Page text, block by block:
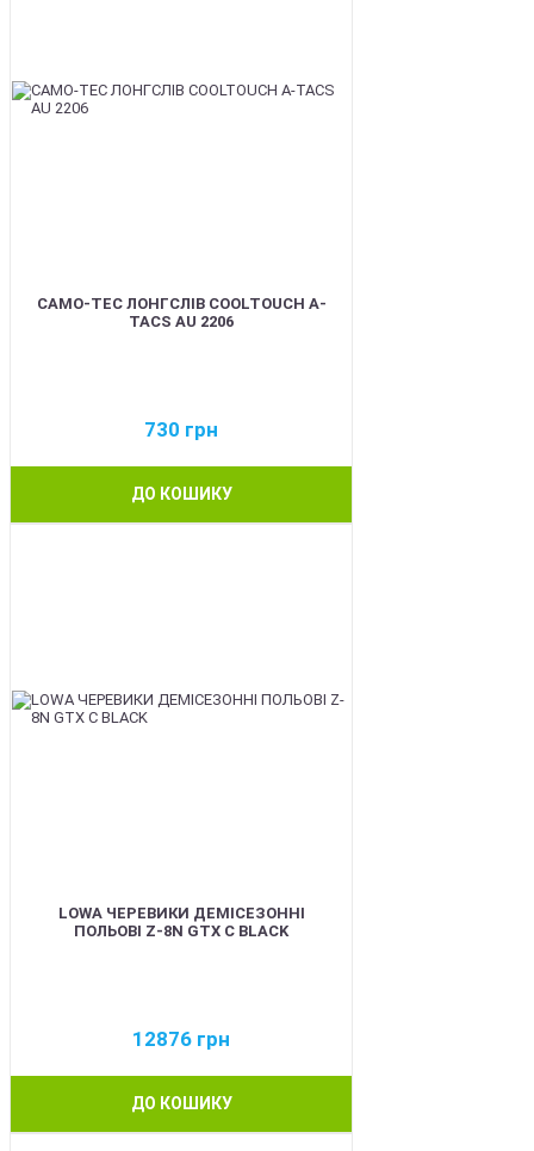
CAMO-TEC ЛОНГСЛІВ COOLTOUCH A-
TACS AU 2206
730 грн
ДО КОШИКУ
LOWA ЧЕРЕВИКИ ДЕМІСЕЗОННІ
ПОЛЬОВІ Z-8N GTX C BLACK
12876 грн
ДО КОШИКУ